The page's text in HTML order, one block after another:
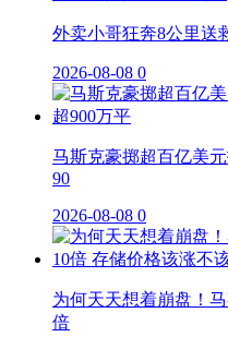
外卖小哥狂奔8公里送
2026-08-08 0
马斯克豪掷超百亿美
90
2026-08-08 0
为何天天想着崩盘！
倍